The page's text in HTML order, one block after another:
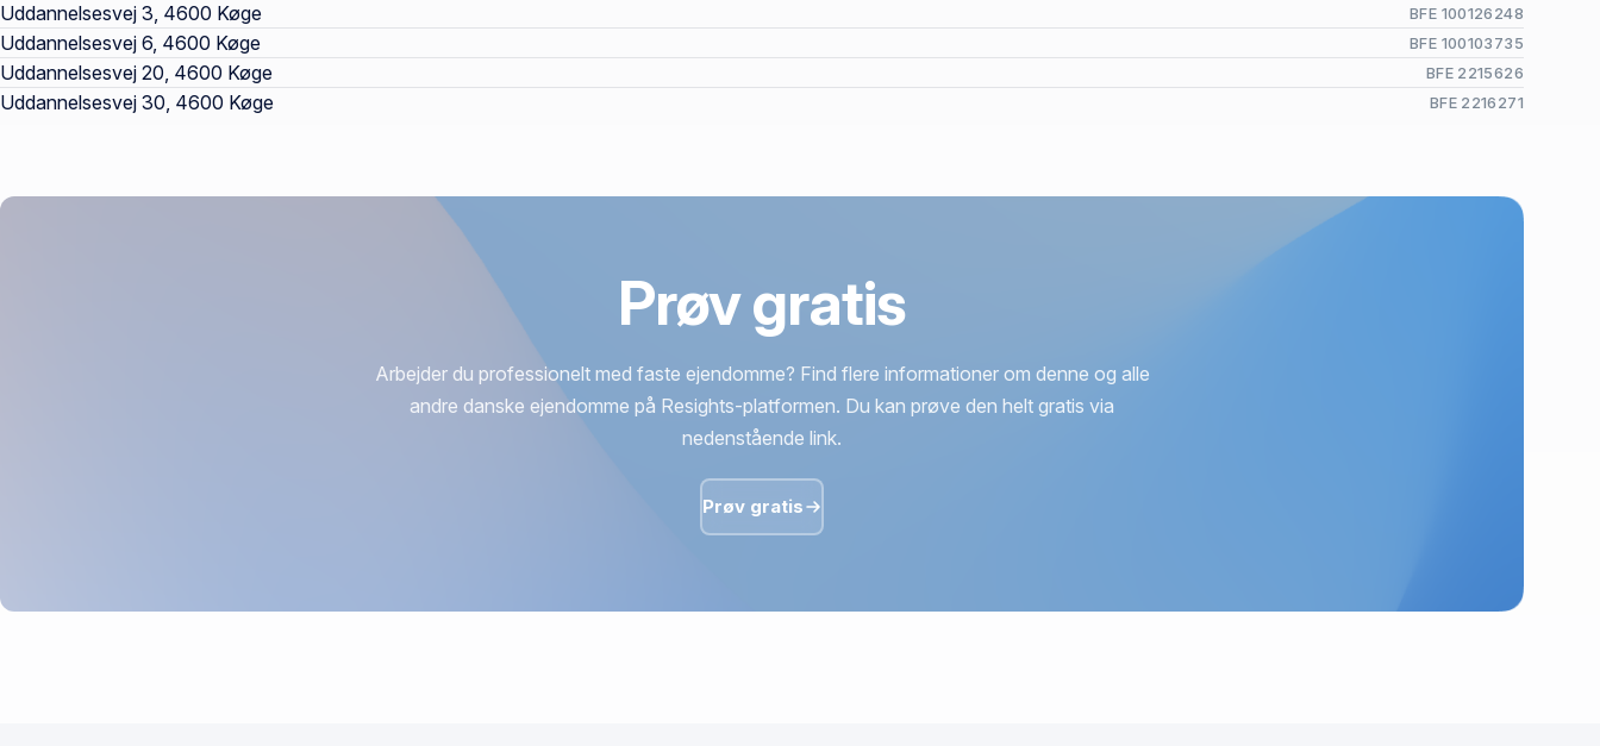
Uddannelsesvej 3, 4600 Køge BFE 100126248
Uddannelsesvej 6, 4600 Køge BFE 100103735
Uddannelsesvej 20, 4600 Køge BFE 2215626
Uddannelsesvej 30, 4600 Køge BFE 2216271
Prøv gratis
Arbejder du professionelt med faste ejendomme? Find flere informationer om denne og alle
andre danske ejendomme på Resights-platformen. Du kan prøve den helt gratis via
nedenstående link.
Prøv gratis